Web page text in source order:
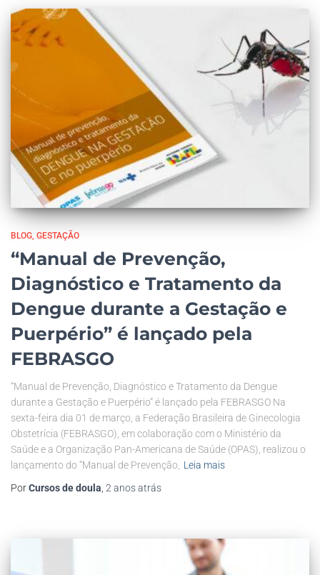
BLOG GESTAÇÃO
“Manual de Prevenção,
Diagnóstico e Tratamento da
Dengue durante a Gestação e
Puerpério” é lançado pela
FEBRASGO
“Manual de Prevenção, Diagnóstico e Tratamento da Dengue
durante a Gestação e Puerpério” é lançado pela FEBRASGO Na
sexta-feira dia 01 de março, a Federação Brasileira de Ginecologia
Obstetrícia (FEBRASGO), em colaboração com o Ministério da
Saúde e a Organização Pan-Americana de Saúde (OPAS), realizou o
lançamento do “Manual de Prevenção,
Leia mais
PorCursos de doula 2 anosatrás